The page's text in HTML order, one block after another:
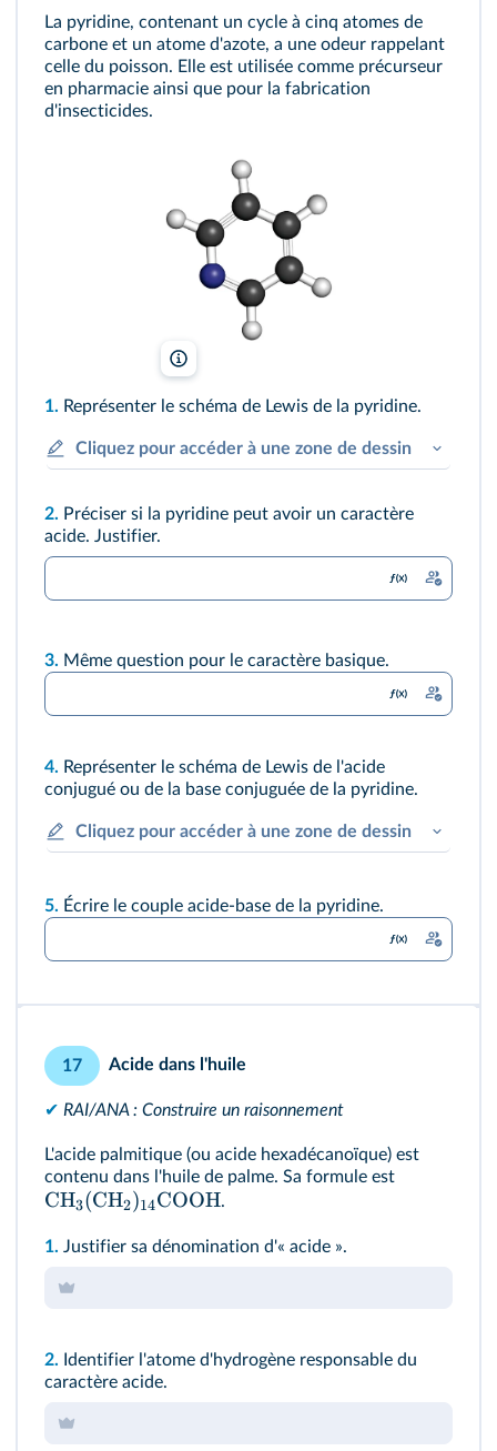
La pyridine, contenant un cycle à cinq atomes de
carbone et un atome d'azote, a une odeur rappelant
celle du poisson. Elle est utilisée comme précurseur
en pharmacie ainsi que pour la fabrication
d'insecticides.
1. Représenter le schéma de Lewis de la pyridine.
Cliquez pour accéder à une zone de dessin
2. Préciser si la pyridine peut avoir un caractère
acide. Justifier.
3. Même question pour le caractère basique.
4. Représenter le schéma de Lewis de l'acide
conjugué ou de la base conjuguée de la pyridine.
Cliquez pour accéder à une zone de dessin
5. Écrire le couple acide-base de la pyridine.
17 Acide dans l'huile
✔ RAI/ANA : Construire un raisonnement
L'acide palmitique (ou acide hexadécanoïque) est
contenu dans l'huile de palme. Sa formule est
CH3(CH2)14COOH.
1. Justifier sa dénomination d'« acide ».
2. Identifier l'atome d'hydrogène responsable du
caractère acide.